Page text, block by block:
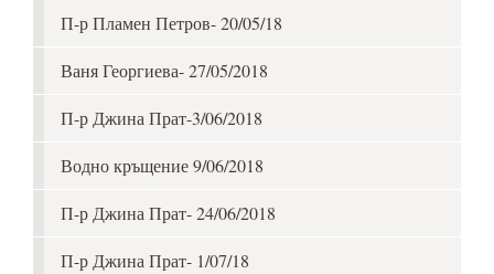
П-р Пламен Петров- 20/05/18
Ваня Георгиева- 27/05/2018
П-р Джина Прат-3/06/2018
Водно кръщение 9/06/2018
П-р Джина Прат- 24/06/2018
П-р Джина Прат- 1/07/18